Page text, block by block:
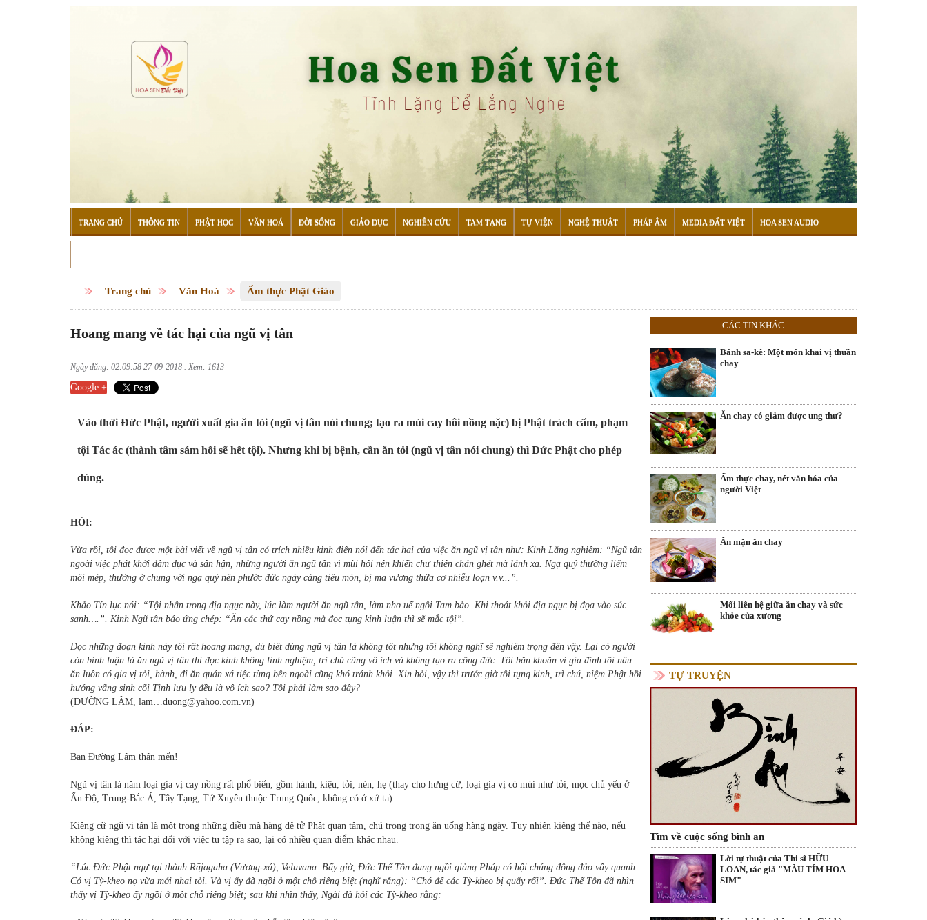
TRANG CHỦ THÔNG TIN PHẬT HỌC VĂN HOÁ ĐỜI SỐNG GIÁO DỤC NGHIÊN CỨU TAM TẠNG TỰ VIỆN NGHỆ THUẬT PHÁP ÂM MEDIA ĐẤT VIỆT HOA SEN AUDIO
Trang chủ Văn Hoá Ẩm thực Phật Giáo
Hoang mang về tác hại của ngũ vị tân
Ngày đăng: 02:09:58 27-09-2018 . Xem: 1613
Google +
Vào thời Đức Phật, người xuất gia ăn tỏi (ngũ vị tân nói chung; tạo ra mùi cay hôi nồng nặc) bị Phật trách cấm, phạm
tội Tác ác (thành tâm sám hối sẽ hết tội). Nhưng khi bị bệnh, cần ăn tỏi (ngũ vị tân nói chung) thì Đức Phật cho phép
dùng.
HỎI:
Vừa rồi, tôi đọc được một bài viết về ngũ vị tân có trích nhiều kinh điển nói đến tác hại của việc ăn ngũ vị tân như: Kinh Lăng nghiêm: “Ngũ tân
ngoài việc phát khởi dâm dục và sân hận, những người ăn ngũ tân vì mùi hôi nên khiến chư thiên chán ghét mà lánh xa. Ngạ quỷ thường liếm
môi mép, thường ở chung với ngạ quỷ nên phước đức ngày càng tiêu mòn, bị ma vương thừa cơ nhiễu loạn v.v...”.
Khảo Tín lục nói: “Tội nhân trong địa ngục này, lúc làm người ăn ngũ tân, làm nhơ uế ngôi Tam bảo. Khi thoát khỏi địa ngục bị đọa vào súc
sanh….”. Kinh Ngũ tân báo ứng chép: “Ăn các thứ cay nồng mà đọc tụng kinh luận thì sẽ mắc tội”.
Đọc những đoạn kinh này tôi rất hoang mang, dù biết dùng ngũ vị tân là không tốt nhưng tôi không nghĩ sẽ nghiêm trọng đến vậy. Lại có người
còn bình luận là ăn ngũ vị tân thì đọc kinh không linh nghiệm, trì chú cũng vô ích và không tạo ra công đức. Tôi băn khoăn vì gia đình tôi nấu
ăn luôn có gia vị tỏi, hành, đi ăn quán xá tiệc tùng bên ngoài cũng khó tránh khỏi. Xin hỏi, vậy thì trước giờ tôi tụng kinh, trì chú, niệm Phật hồi
hướng vãng sinh cõi Tịnh lưu ly đều là vô ích sao? Tôi phải làm sao đây?
(ĐƯỜNG LÂM, lam…duong@yahoo.com.vn)
ĐÁP:
Bạn Đường Lâm thân mến!
Ngũ vị tân là năm loại gia vị cay nồng rất phổ biến, gồm hành, kiệu, tỏi, nén, hẹ (thay cho hưng cừ, loại gia vị có mùi như tỏi, mọc chủ yếu ở
Ấn Độ, Trung-Bắc Á, Tây Tạng, Tứ Xuyên thuộc Trung Quốc; không có ở xứ ta).
Kiêng cữ ngũ vị tân là một trong những điều mà hàng đệ tử Phật quan tâm, chú trọng trong ăn uống hàng ngày. Tuy nhiên kiêng thế nào, nếu
không kiêng thì tác hại đối với việc tu tập ra sao, lại có nhiều quan điểm khác nhau.
“Lúc Đức Phật ngự tại thành Rājagaha (Vương-xá), Veluvana. Bấy giờ, Đức Thế Tôn đang ngồi giảng Pháp có hội chúng đông đảo vây quanh.
Có vị Tỳ-kheo nọ vừa mới nhai tỏi. Và vị ấy đã ngồi ở một chỗ riêng biệt (nghĩ rằng): “Chớ để các Tỳ-kheo bị quấy rối”. Đức Thế Tôn đã nhìn
thấy vị Tỳ-kheo ấy ngồi ở một chỗ riêng biệt; sau khi nhìn thấy, Ngài đã hỏi các Tỳ-kheo rằng:
CÁC TIN KHÁC
Bánh sa-kê: Một món khai vị thuần
chay
Ăn chay có giảm được ung thư?
Ẩm thực chay, nét văn hóa của
người Việt
Ăn mặn ăn chay
Mối liên hệ giữa ăn chay và sức
khỏe của xương
TỰ TRUYỆN
Tìm về cuộc sống bình an
Lời tự thuật của Thi sĩ HỮU
LOAN, tác giả "MÀU TÍM HOA
SIM"